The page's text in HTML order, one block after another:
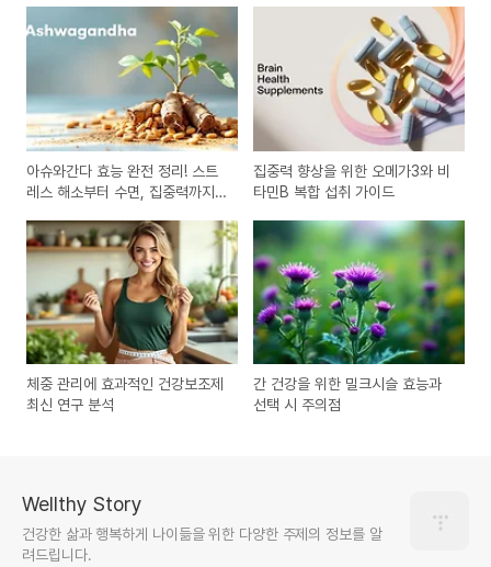
아슈와간다 효능 완전 정리! 스트
레스 해소부터 수면, 집중력까지
집중력 향상을 위한 오메가3와 비
타민B 복합 섭취 가이드
체중 관리에 효과적인 건강보조제
최신 연구 분석
간 건강을 위한 밀크시슬 효능과
선택 시 주의점
Wellthy Story
건강한 삶과 행복하게 나이듦을 위한 다양한 주제의 정보를 알
려드립니다.